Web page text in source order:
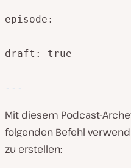
episode:
draft: true
Mit diesem Podcast-
folgenden Befehl
zu erstellen: